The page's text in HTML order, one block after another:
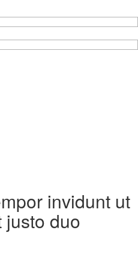
invidunt ut
justo duo